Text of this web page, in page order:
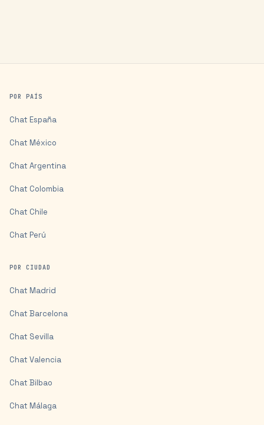
POR PAÍS
Chat España
Chat México
Chat Argentina
Chat Colombia
Chat Chile
Chat Perú
POR CIUDAD
Chat Madrid
Chat Barcelona
Chat Sevilla
Chat Valencia
Chat Bilbao
Chat Málaga